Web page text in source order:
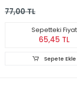
cm
77,00 TL
Sepetteki Fiyat
65,45 TL
Sepete Ekle